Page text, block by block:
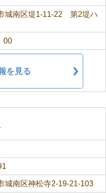
城南区堤1-11-22 第2堤ハ
00
を見る
城南区神松寺2-19-21-103